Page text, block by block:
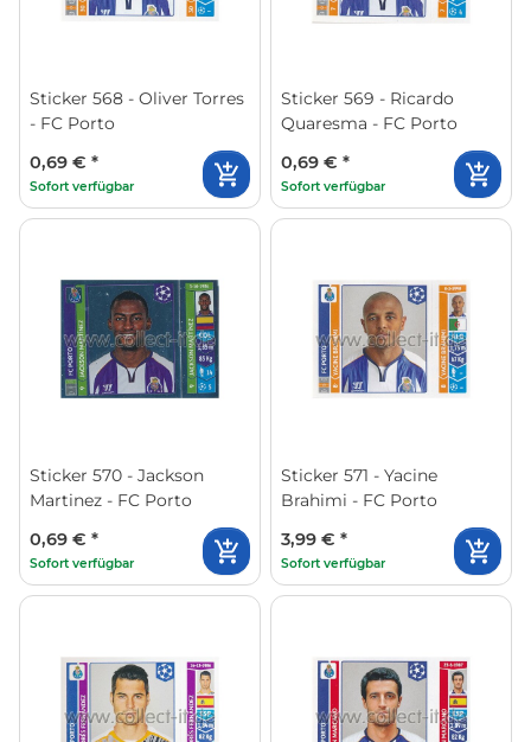
Sticker 568 - Oliver Torres
- FC Porto
0,69 € *
Sofort verfügbar
Sticker 569 - Ricardo
Quaresma - FC Porto
0,69 € *
Sofort verfügbar
Sticker 570 - Jackson
Martinez - FC Porto
0,69 € *
Sofort verfügbar
Sticker 571 - Yacine
Brahimi - FC Porto
3,99 € *
Sofort verfügbar